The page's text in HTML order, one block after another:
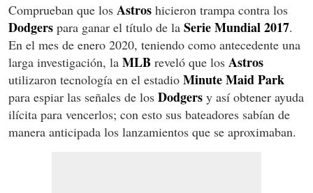
Comprueban que los Astros hicieron trampa contra los
Dodgers para ganar el título de la Serie Mundial 2017.
En el mes de enero 2020, teniendo como antecedente una
larga investigación, la MLB reveló que los Astros
utilizaron tecnología en el estadio Minute Maid Park
para espiar las señales de los Dodgers y así obtener ayuda
ilícita para vencerlos; con esto sus bateadores sabían de
manera anticipada los lanzamientos que se aproximaban.